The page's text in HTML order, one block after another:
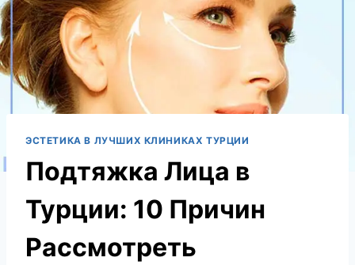
ЭСТЕТИКА В ЛУЧШИХ КЛИНИКАХ ТУРЦИИ
Подтяжка Лица в
Турции: 10 Причин
Рассмотреть